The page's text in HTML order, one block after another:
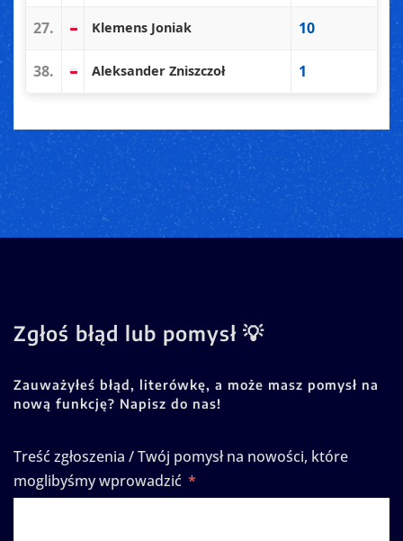
27. Klemens Joniak 10
38. Aleksander Zniszczoł 1
Zgłoś błąd lub pomysł 💡
Zauważyłeś błąd, literówkę, a może masz pomysł na
nową funkcję? Napisz do nas!
Treść zgłoszenia / Twój pomysł na nowości, które
moglibyśmy wprowadzić